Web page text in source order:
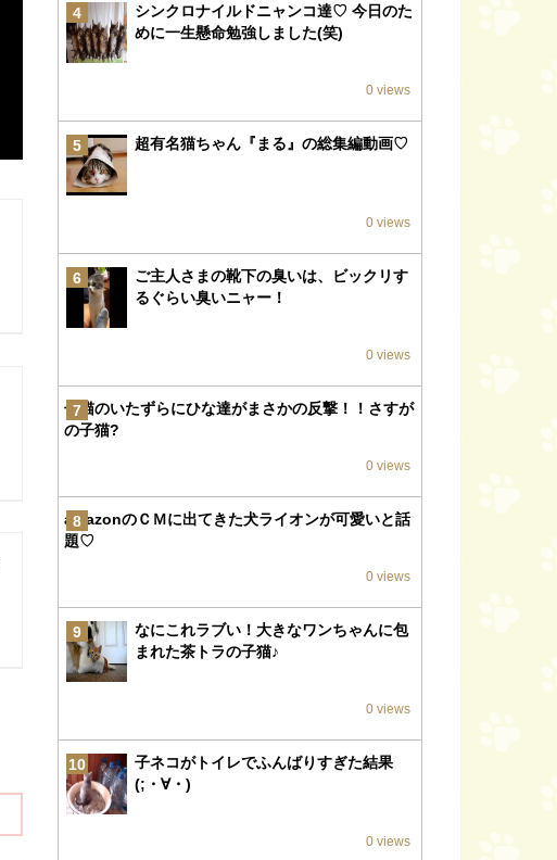
4
シンクロナイルドニャンコ達♡ 今日のた
めに一生懸命勉強しました(笑)
0 views
5 超有名猫ちゃん『まる』の総集編動画♡
0 views
6
ご主人さまの靴下の臭いは、ビックリす
るぐらい臭いニャー！
0 views
7
子猫のいたずらにひな達がまさかの反撃！！さすが
の子猫?
0 views
8
amazonのＣＭに出てきた犬ライオンが可愛いと話
題♡
0 views
9
なにこれラブい！大きなワンちゃんに包
まれた茶トラの子猫♪
0 views
10
子ネコがトイレでふんばりすぎた結果
(;・∀・)
0 views